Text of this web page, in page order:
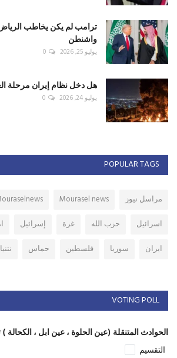
ترامب لم يكن يخاطب
واشنطن
يوليو 25, 2026 0
هل دخل نظام إيران مرحلة
يوليو 24, 2026 0
POPULAR TAGS
مراسل نيوز Mourasel news
اسرائيل
حزب الله غزة إسرائيل
ايران
سوريا فلسطين حماس
VOTING POLL
الحوادث المتنقلة (عين الحلوة ، عين ابل ، الكحالة
التقسيم